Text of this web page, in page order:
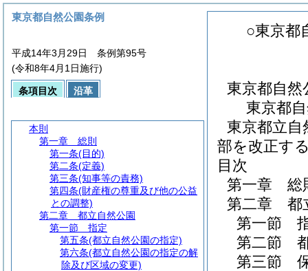
○東京都
東京都自
東京都
東京都立自
部を改正す
目次
第一章
総
第二章
都
第一節
第二節
第三節
東京都自然公園条例
平成14年3月29日 条例第95号
(令和8年4月1日施行)
条項目次 沿革
本則
第一章
総則
第一条(目的)
第二条(定義)
第三条(知事等の責務)
第四条(財産権の尊重及び他の公益
との調整)
第二章
都立自然公園
第一節
指定
第五条(都立自然公園の指定)
第六条(都立自然公園の指定の解
除及び区域の変更)